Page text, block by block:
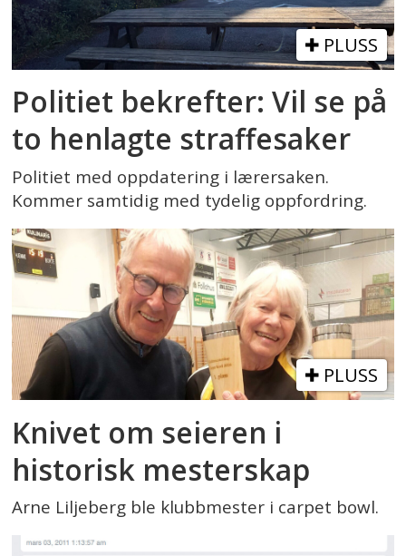
PLUSS
Politiet bekrefter: Vil se på
to henlagte straffesaker
Politiet med oppdatering i lærersaken.
Kommer samtidig med tydelig oppfordring.
PLUSS
Knivet om seieren i
historisk mesterskap
Arne Liljeberg ble klubbmester i carpet bowl.